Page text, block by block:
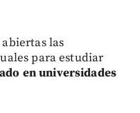
las
para estudiar
en universidades